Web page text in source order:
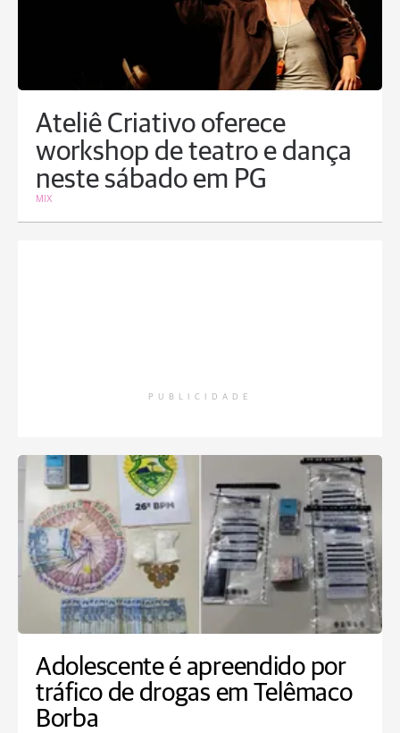
Ateliê Criativo oferece
workshop de teatro e dança
neste sábado em PG
MIX
PUBLICIDADE
Adolescente é apreendido por
tráfico de drogas em Telêmaco
Borba